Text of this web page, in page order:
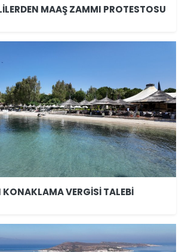
MAAŞ ZAMMI PROTESTOSU
KONAKLAMA VERGİSİ TALEBİ